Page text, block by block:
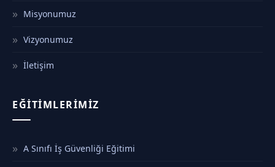
Misyonumuz
Vizyonumuz
İletişim
EĞITIMLERIMIZ
A Sınıfı İş Güvenliği Eğitimi